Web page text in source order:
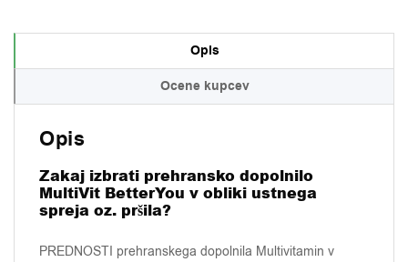
Opis
Ocene kupcev
Opis
Zakaj izbrati prehransko dopolnilo
MultiVit BetterYou v obliki ustnega
spreja oz. pršila?
PREDNOSTI prehranskega dopolnila Multivitamin v